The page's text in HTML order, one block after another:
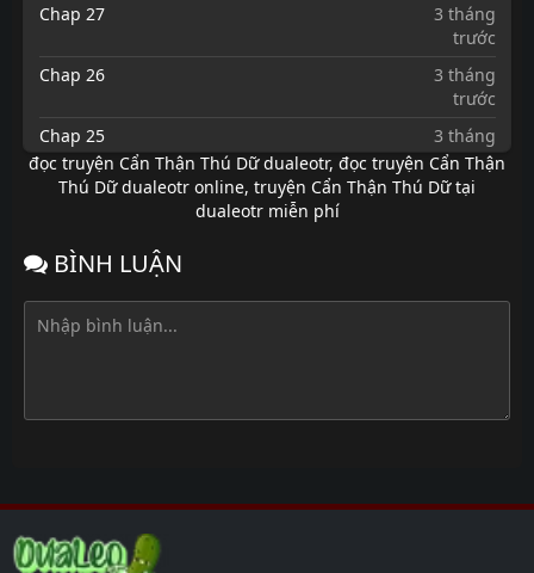
Chap 27
3 tháng
trước
Chap 26
3 tháng
trước
Chap 25
3 tháng
trước
Chap 24
3 tháng
Chap 23
Chap 22
Chap 19
6 tháng
Chap 18
đọc truyện Cẩn Thận Thú Dữ dualeotr, đọc truyện Cẩn Thận
Thú Dữ dualeotr online, truyện Cẩn Thận Thú Dữ tại
dualeotr miễn phí
BÌNH LUẬN